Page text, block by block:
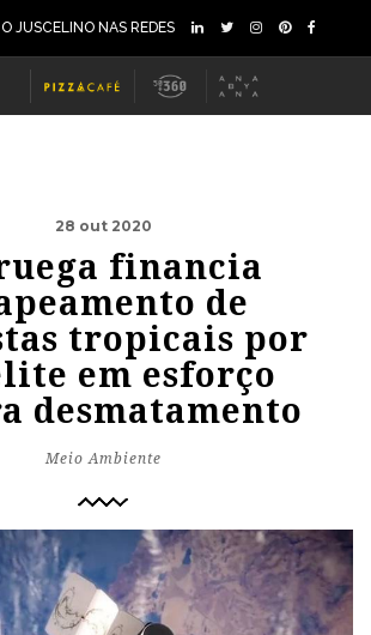
JUSCELINO NAS REDES
28 out 2020
financia
de
tropicais por
em esforço
desmatamento
Meio Ambiente